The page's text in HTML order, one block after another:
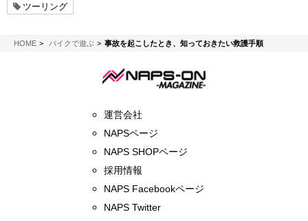
ツーリング
HOMENAPS-ON マガジン
バイクで遊ぶ 事故を起こしたとき、知っておきたい救護手順
運営会社
NAPSページ
NAPS SHOPページ
採用情報
NAPS Facebookページ
NAPS Twitter